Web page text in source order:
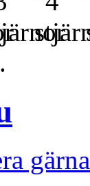
gärna